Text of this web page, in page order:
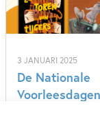
3 JANUARI 2025
De Nationale